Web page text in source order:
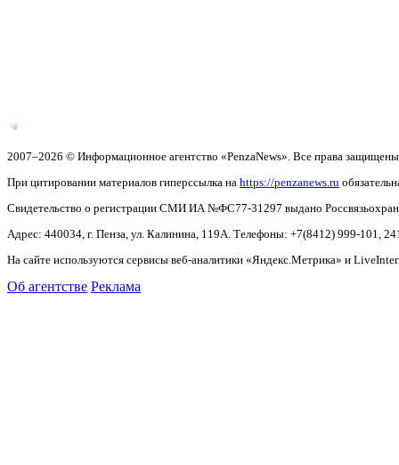
2007–2026 © Информационное агентство «PenzaNews». Все права
При цитировании материалов гиперссылка на https://penzanews.ru
Свидетельство о регистрации СМИ ИА №ФС77-31297 выдано
Адрес: 440034, г. Пенза, ул. Калинина, 119А. Телефоны: +7(8412) 999-101,
На сайте используются сервисы веб-аналитики «Яндекс.Метрика» и
Об агентстве Реклама